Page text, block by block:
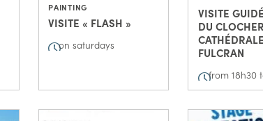
PAINTING
VISITE « FLASH »
on saturdays
VISITE
DU
FULCRAN
from 18h30